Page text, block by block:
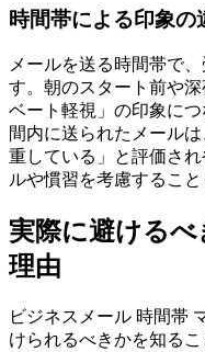
時間帯による印象の
メールを送る時間帯で
す。朝のスタート前や
ベート軽視」の印象に
間内に送られたメール
重している」と評価さ
ルや慣習を考慮すること
実際に避ける
理由
ビジネスメール 時間帯
けられるべきかを知る